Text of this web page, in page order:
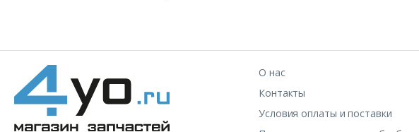
О нас
Контакты
Условия оплаты и поставки